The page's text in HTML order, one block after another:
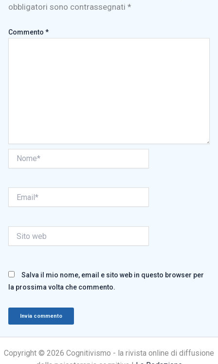
obbligatori sono contrassegnati *
Commento *
web
Salva il mio nome, email e sito web in questo browser per
la prossima volta che commento.
Copyright © 2026 Cognitivismo - la rivista online di diffusione